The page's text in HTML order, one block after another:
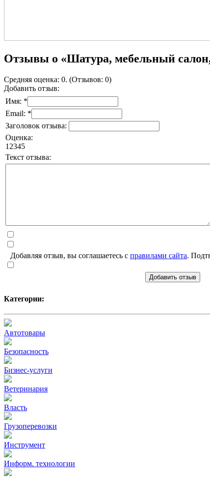
Отзывы о «Шатура, мебельный
Средняя оценка: 0. (Отзывов: 0)
Добавить отзыв:
Имя: *
Email: *
Заголовок отзыва:
Оценка:
1 2345
Текст отзыва:
Добавляя отзыв, вы соглашаетесь с правилами сайта.
Добавить отзыв
Категории:
Автотовары
Безопасность
Бизнес-услуги
Ветеринария
Власть
Грузоперевозки
Инструмент
Информ. технологии